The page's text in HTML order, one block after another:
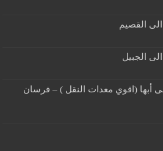
القصيم
الجبيل
أبها (اقوي معدات النقل ) – فرسان